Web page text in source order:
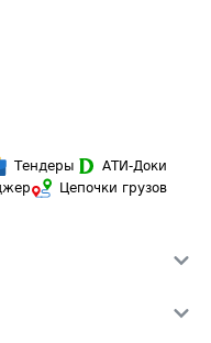
Тендеры
АТИ-Доки
Цепочки грузов